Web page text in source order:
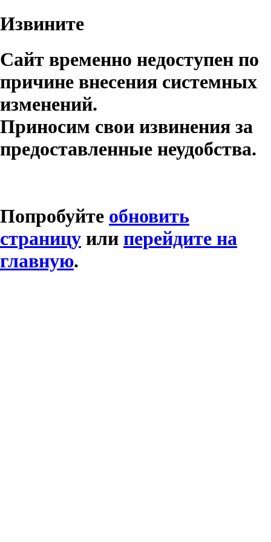
Извините
Сайт временно недоступен по
причине внесения системных
изменений.
Приносим свои извинения за
предоставленные неудобства.
Попробуйте обновить
страницу или перейдите на
главную.